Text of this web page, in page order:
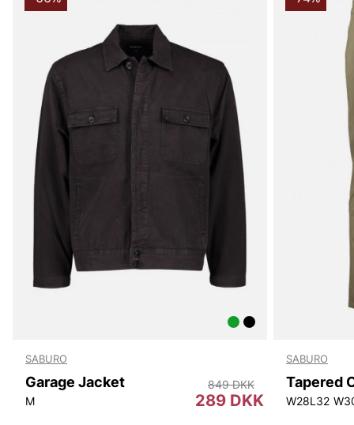
SABURO
Garage Jacket
M 289 DKK
849 DKK
SABURO
Tapered
W28L32